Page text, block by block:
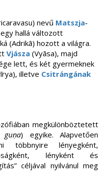
nevű Matszja-
hallá változott
(Adrikā) hozott a világra.
Vjásza (Vyāsa), majd
lett, és két gyermeknek
illetve Csitrángának
megkülönböztetett
guṇa) egyike. Alapvetően
többnyire lényegként,
lényként és
céljával nyilvánul meg